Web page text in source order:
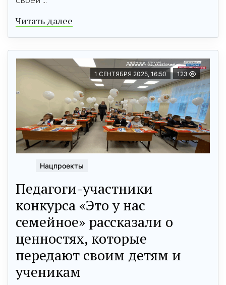
Читать далее
1 СЕНТЯБРЯ 2025, 16:50 123
Нацпроекты
Педагоги-участники
конкурса «Это у нас
семейное» рассказали о
ценностях, которые
передают своим детям и
ученикам